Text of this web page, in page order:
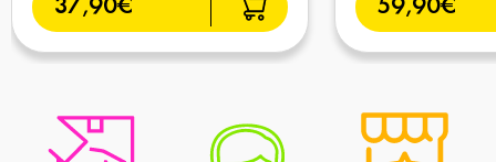
37,90€ 59,90€